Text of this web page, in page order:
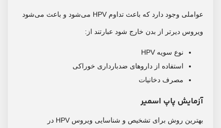
عواملی وجود دارد که باعث تداوم HPV می‌شود و باعث می‌شود
ویروس دیرتر از بدن خارج شود عبارتند از:
نوع سویه HPV
استفاده از داروهای ضدبارداری خوراکی
مصرف دخانیات
آزمایش پاپ اسمیر
بهترین روش برای تشخیص و شناسایی ویروس HPV در